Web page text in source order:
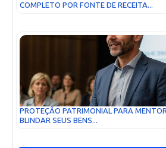
COMPLETO POR FONTE DE RECEITA...
PROTEÇÃO PATRIMONIAL PARA
BLINDAR SEUS BENS...